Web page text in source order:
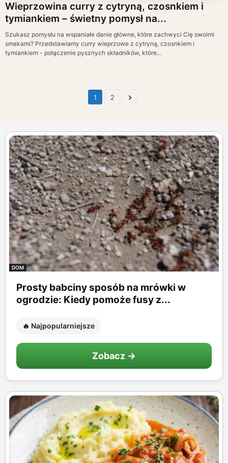
Wieprzowina curry z cytryną, czosnkiem i
tymiankiem – świetny pomysł na...
Szukasz pomysłu na wspaniałe danie główne, które zachwyci Cię swoimi
smakami? Przedstawiamy curry wieprzowe z cytryną, czosnkiem i
tymiankiem - połączenie pysznych składników, które...
1 2
DOM
Prosty babciny sposób na mrówki w
ogrodzie: Kiedy pomoże fusy z...
🔥 Najpopularniejsze
Zobacz →